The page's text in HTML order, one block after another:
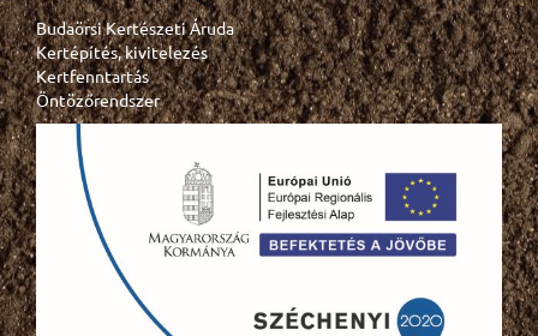
Budaörsi Kertészeti Áruda
Kertépítés, kivitelezés
Kertfenntartás
Öntözőrendszer